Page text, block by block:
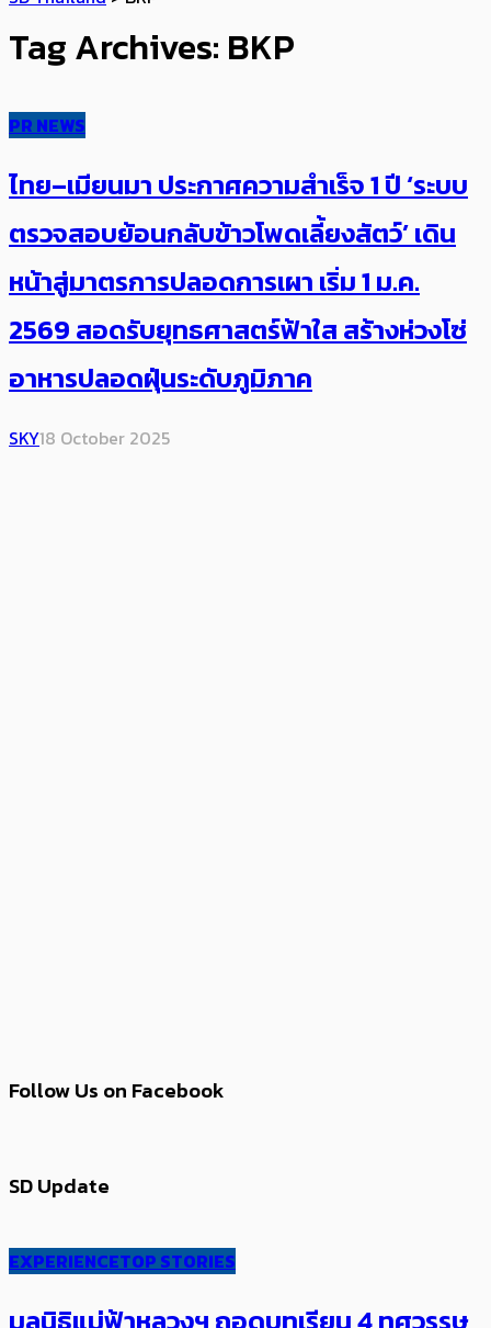
Tag Archives: BKP
PR NEWS
ไทย–เมียนมา ประกาศความสำเร็จ 1 ปี ‘ระบบ
ตรวจสอบย้อนกลับข้าวโพดเลี้ยงสัตว์’ เดิน
หน้าสู่มาตรการปลอดการเผา เริ่ม 1 ม.ค.
2569 สอดรับยุทธศาสตร์ฟ้าใส สร้างห่วงโซ่
อาหารปลอดฝุ่นระดับภูมิภาค
SKY18 October 2025
Follow Us on Facebook
SD Update
EXPERIENCETOP STORIES